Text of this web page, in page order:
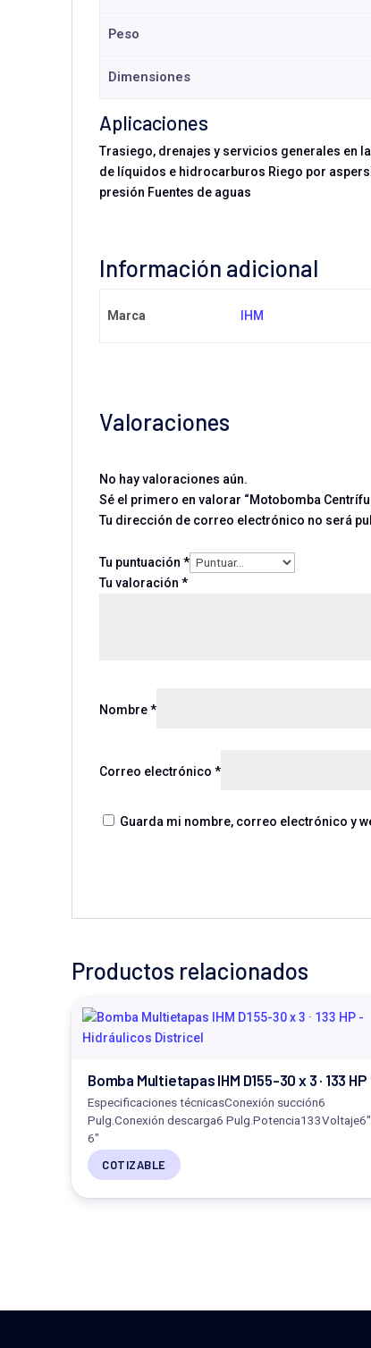
Peso
Dimensiones
Aplicaciones
Trasiego, drenajes y servicios generales en
de líquidos e hidrocarburos Riego por
presión Fuentes de aguas
Información adicional
Marca IHM
Valoraciones
No hay valoraciones aún.
Sé el primero en valorar “Motobomba
Tu dirección de correo electrónico no será
Tu puntuación *
Tu valoración *
Nombre*
Correo electrónico *
Guarda mi nombre, correo electrónico y
Productos relacionados
Bomba Multietapas IHM D155-30 x 3 · 133 HP
Especificaciones técnicasConexión succión6
Pulg.Conexión descarga6
6"
COTIZABLE